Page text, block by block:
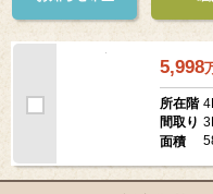
売出し待ち
お知らせ希望
未公開
確
5,998万
所在階
間取り
面積